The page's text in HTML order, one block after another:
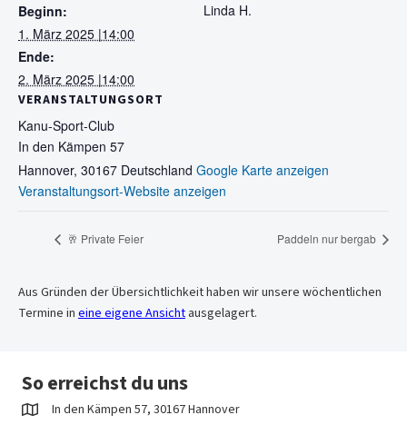
Beginn:
1. März 2025 |14:00
Ende:
2. März 2025 |14:00
VERANSTALTUNGSORT
Kanu-Sport-Club
In den Kämpen 57
Hannover, 30167 Deutschland Google Karte anzeigen
Veranstaltungsort-Website anzeigen
Linda H.
🥂 Private Feier Paddeln nur bergab
Aus Gründen der Übersichtlichkeit haben wir unsere wöchentlichen
Termine in eine eigene Ansicht ausgelagert.
So erreichst du uns
In den Kämpen 57, 30167 Hannover